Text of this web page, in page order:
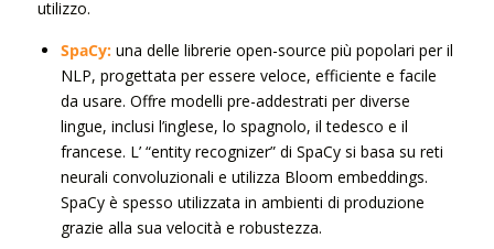
utilizzo.
SpaCy:una delle librerie open-source più popolari per il
NLP, progettata per essere veloce, efficiente e facile
da usare. Offre modelli pre-addestrati per diverse
lingue, inclusi l’inglese, lo spagnolo, il tedesco e il
francese. L’ “entity recognizer” di SpaCy si basa su reti
neurali convoluzionali e utilizza Bloom embeddings.
SpaCy è spesso utilizzata in ambienti di produzione
grazie alla sua velocità e robustezza.